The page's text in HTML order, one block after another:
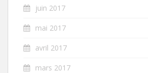
juin 2017
mai 2017
avril 2017
mars 2017